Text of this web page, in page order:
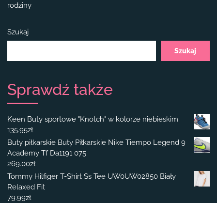
rodziny
Szukaj
Szukaj
Sprawdź także
Keen Buty sportowe "Knotch" w kolorze niebieskim
135.95zł
Buty piłkarskie Buty Piłkarskie Nike Tiempo Legend 9
Academy Tf Da1191 075
269.00zł
Tommy Hilfiger T-Shirt Ss Tee UW0UW02850 Biały
Relaxed Fit
79.99zł